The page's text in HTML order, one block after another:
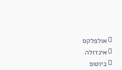
אולפלקס
אינדולה
ביוטופ